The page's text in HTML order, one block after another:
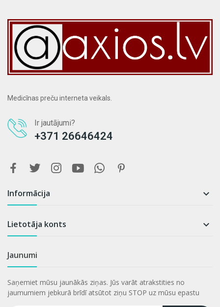
Medicīnas preču interneta veikals.
Ir jautājumi?
+371 26646424
Informācija 
Lietotāja konts 
Jaunumi
Saņemiet mūsu jaunākās ziņas. Jūs varāt atrakstities no
jaumumiem jebkurā brīdī atsūtot ziņu STOP uz mūsu epastu